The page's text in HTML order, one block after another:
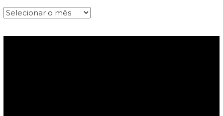
Arquivos